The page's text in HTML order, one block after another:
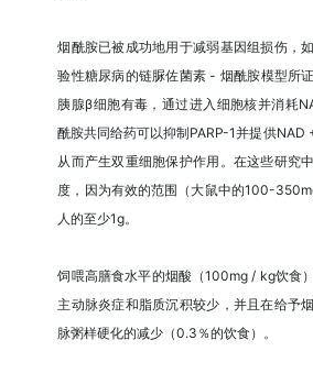
烟酰胺已被成功地用于减弱基因组损伤，
验性糖尿病的链脲佐菌素 - 烟酰胺模型所
胰腺β细胞有毒，通过进入细胞核并消耗
酰胺共同给药可以抑制PARP-1并提供NAD
从而产生双重细胞保护作用。在这些研究
度，因为有效的范围（大鼠中的100-
人的至少1g。
饲喂高膳食水平的烟酸（100mg / kg饮食
主动脉炎症和脂质沉积较少，并且在给予
脉粥样硬化的减少（0.3％的饮食）。